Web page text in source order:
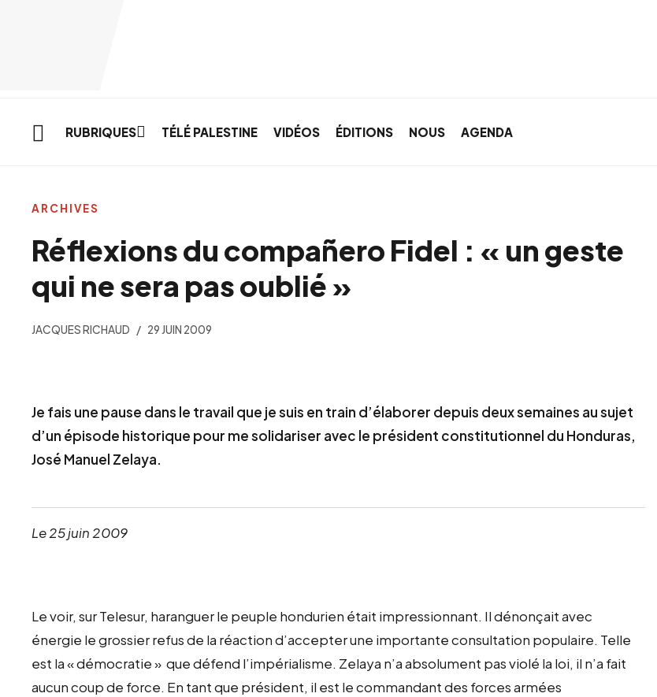
RUBRIQUES TÉLÉ PALESTINE VIDÉOS ÉDITIONS NOUS AGENDA
Réflexions du compañero Fidel : « un geste
qui ne sera pas oublié »
JACQUES RICHAUD 29 JUIN 2009
Je fais une pause dans le travail que je suis en train d’élaborer depuis deux semaines au sujet
d’un épisode historique pour me solidariser avec le président constitutionnel du Honduras,
José Manuel Zelaya.
Le 25 juin 2009
Le voir, sur Telesur, haranguer le peuple hondurien était impressionnant. Il dénonçait avec
énergie le grossier refus de la réaction d’accepter une importante consultation populaire. Telle
est la « démocratie » que défend l’impérialisme. Zelaya n’a absolument pas violé la loi, il n’a fait
aucun coup de force. En tant que président, il est le commandant des forces armées
ARCHIVES